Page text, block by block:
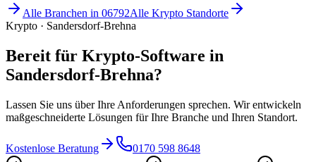
Alle Branchen in 06792Alle Krypto Standorte
Krypto · Sandersdorf-Brehna
Bereit für Krypto-Software in
Sandersdorf-Brehna?
Lassen Sie uns über Ihre Anforderungen sprechen. Wir entwickeln
maßgeschneiderte Lösungen für Ihre Branche und Ihren Standort.
Kostenlose Beratung
0170 598 8648